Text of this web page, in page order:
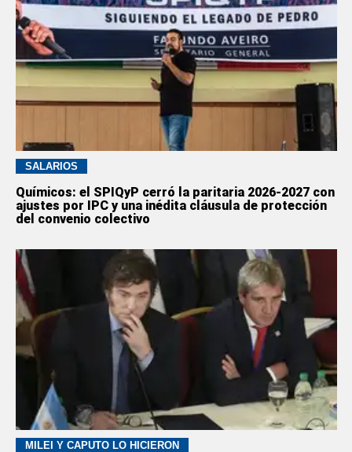
SALARIOS
Químicos: el SPIQyP cerró la paritaria 2026-2027 con
ajustes por IPC y una inédita cláusula de protección
del convenio colectivo
MILEI Y CAPUTO LO HICIERON